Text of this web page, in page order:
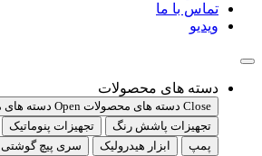
تماس با ما
ویدیو
دسته های محصولات
Close دسته های محصولات
Open دسته های محصولات
تجهیزات پاشش رنگ
تجهیزات پنوماتیک
پمپ
ابزار هیدرولیک سری پیچ گوشتی